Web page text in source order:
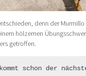
denn der
hölzernen
getroffen.
schon der